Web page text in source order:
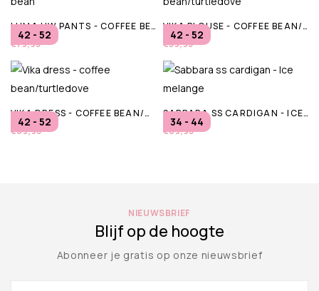
42 - 52
LUMA HW PANTS - COFFEE BEAN
€79,95
42 - 52
VIKA BLOUSE - COFFEE BEAN/TURTLEDOVE
€59,95
42 - 52
VIKA DRESS - COFFEE BEAN/TURTLEDOVE
€89,95
34 - 44
SABBARA SS CARDIGAN - ICE MELANGE
€69,95
NIEUWSBRIEF
Blijf op de hoogte
Abonneer je gratis op onze nieuwsbrief